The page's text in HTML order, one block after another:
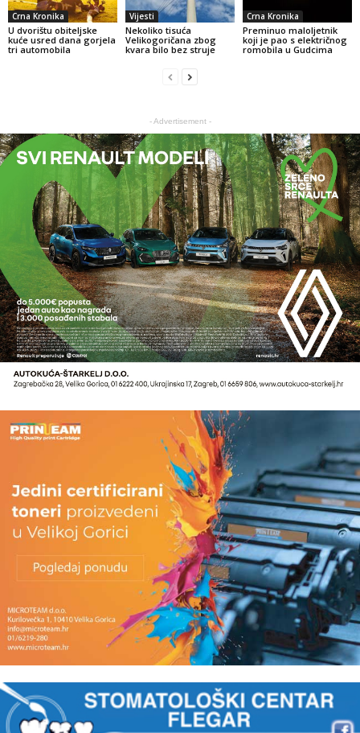
Crna Kronika
U dvorištu obiteljske
kuće usred dana gorjela
tri automobila
Vijesti
Nekoliko tisuća
Velikogoričana zbog
kvara bilo bez struje
Crna Kronika
Preminuo maloljetnik
koji je pao s električnog
romobila u Gudcima
- Advertisement -